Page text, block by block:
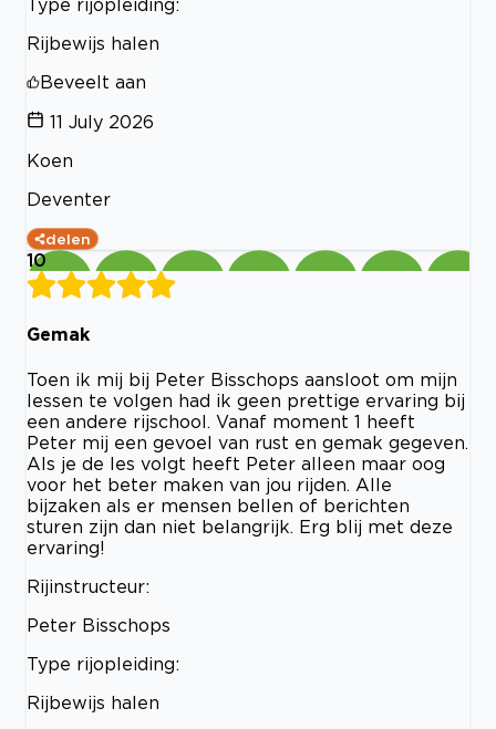
Type rijopleiding:
Rijbewijs halen
Beveelt aan
11 July 2026
Koen
Deventer
delen
10
Gemak
Toen ik mij bij Peter Bisschops aansloot om mijn
lessen te volgen had ik geen prettige ervaring bij
een andere rijschool. Vanaf moment 1 heeft
Peter mij een gevoel van rust en gemak gegeven.
Als je de les volgt heeft Peter alleen maar oog
voor het beter maken van jou rijden. Alle
bijzaken als er mensen bellen of berichten
sturen zijn dan niet belangrijk. Erg blij met deze
ervaring!
Rijinstructeur:
Peter Bisschops
Type rijopleiding:
Rijbewijs halen